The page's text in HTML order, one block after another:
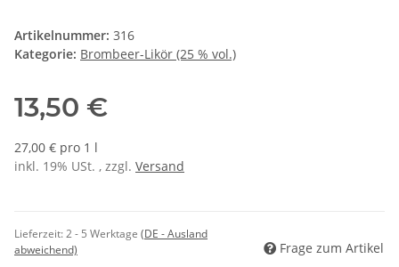
Artikelnummer: 316
Kategorie: Brombeer-Likör (25 % vol.)
13,50 €
27,00 € pro 1 l
inkl. 19% USt. , zzgl. Versand
Lieferzeit:2 - 5 Werktage (DE - Ausland
abweichend)
Frage zum Artikel